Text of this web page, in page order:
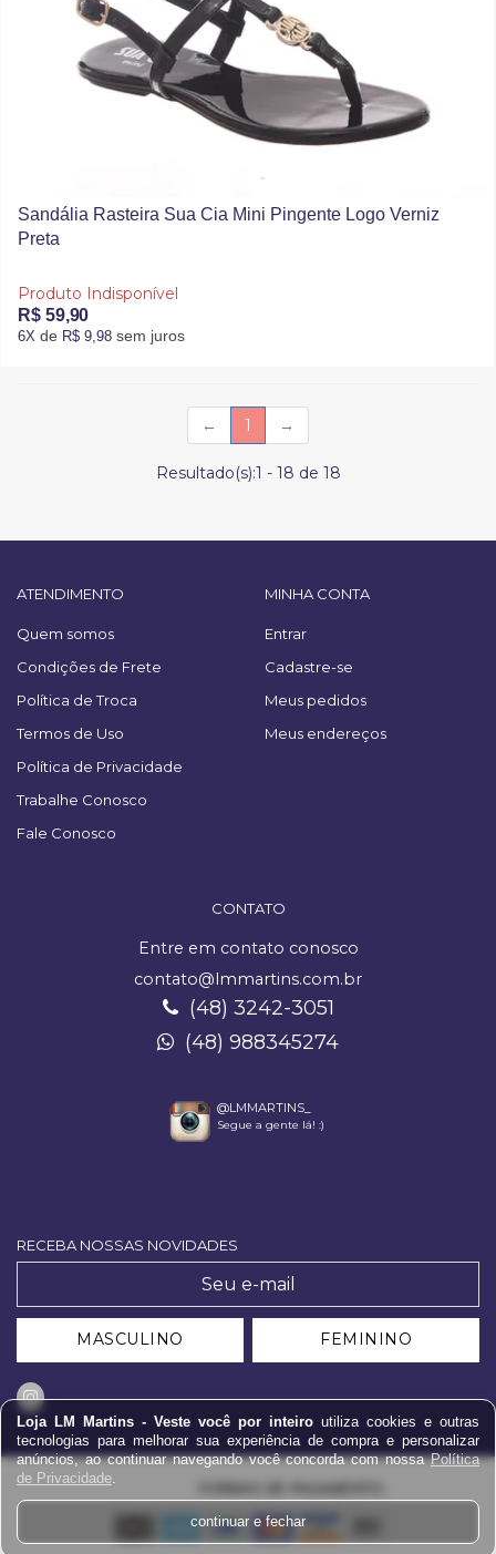
Loja LM Martins - Veste você por inteiro utiliza cookies e outras
tecnologias para melhorar sua experiência de compra e personalizar
anúncios, ao continuar navegando você concorda com nossaPolítica
de Privacidade.
continuar e fechar
Sandália Rasteira Sua Cia Mini Pingente Logo Verniz
Preta
Produto Indisponível
R$ 59,90
6X de R$ 9,98 sem juros
← 1 (current)
→
Resultado(s):1 - 18 de 18
ATENDIMENTO
Quem somos
Condições de Frete
Política de Troca
Termos de Uso
Política de Privacidade
Trabalhe Conosco
Fale Conosco
MINHA CONTA
Entrar
Cadastre-se
Meus pedidos
Meus endereços
CONTATO
Entre em contato conosco
contato@lmmartins.com.br
(48) 3242-3051
(48) 988345274
@LMMARTINS_
Segue a gente lá! :)
RECEBA NOSSAS NOVIDADES
MASCULINO FEMININO